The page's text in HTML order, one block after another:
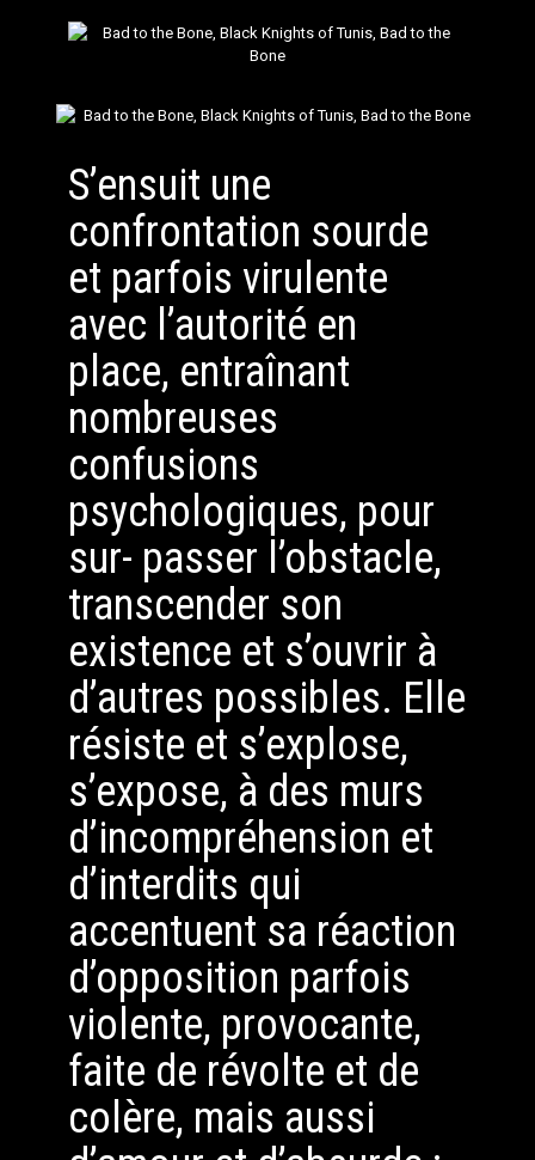
S’ensuit une
confrontation sourde
et parfois virulente
avec l’autorité en
place, entraînant
nombreuses
confusions
psychologiques, pour
sur- passer l’obstacle,
transcender son
existence et s’ouvrir à
d’autres possibles. Elle
résiste et s’explose,
s’expose, à des murs
d’incompréhension et
d’interdits qui
accentuent sa réaction
d’opposition parfois
violente, provocante,
faite de révolte et de
colère, mais aussi